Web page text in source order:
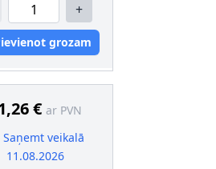
+
grozam
€ ar PVN
Saņemt veikalā
11.08.2026